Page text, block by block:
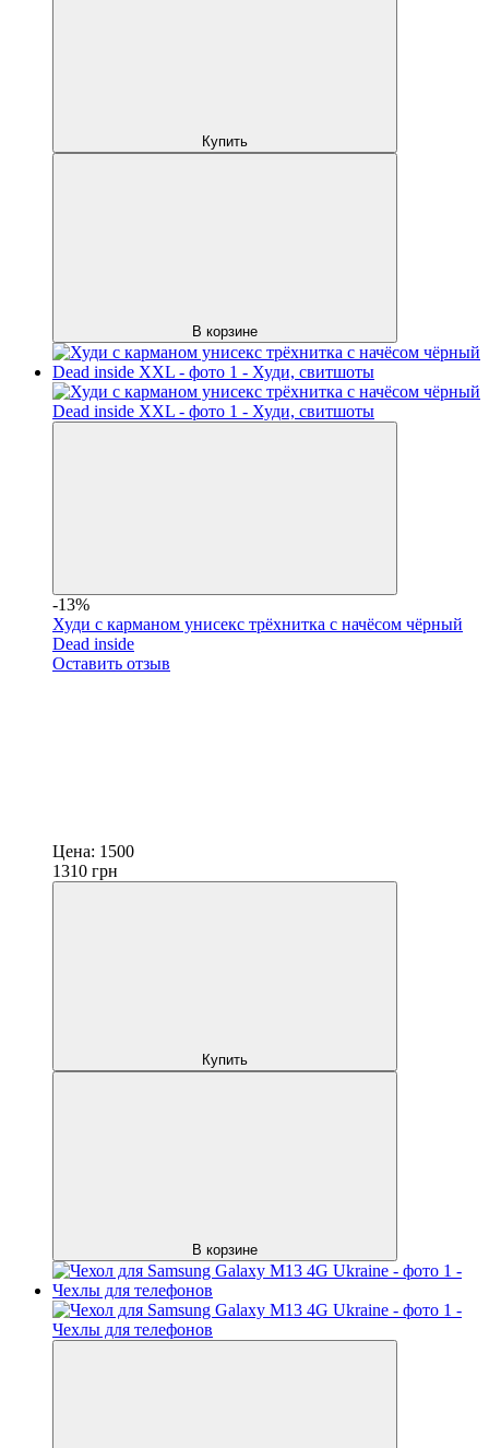
Купить
В корзине
-13%
Худи с карманом унисекс трёхнитка с начёсом чёрный
Dead inside
Оставить отзыв
Цена: 1500
1310 грн
Купить
В корзине